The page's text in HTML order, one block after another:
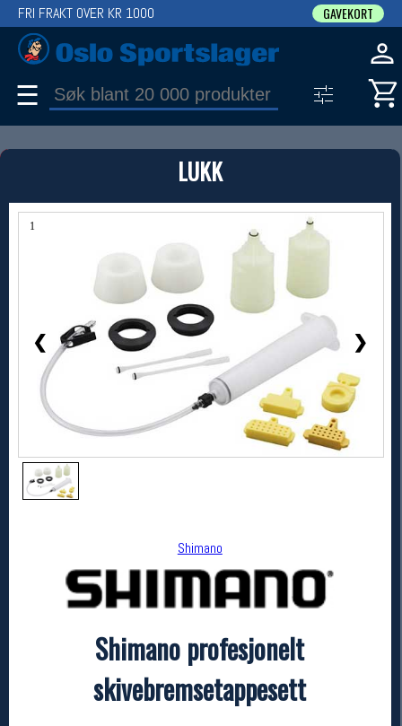
LUKK
1 / 1
❮ ❯
Shimano
Shimano profesjonelt
skivebremsetappesett
FRI FRAKT OVER KR 1000 GAVEKORT
☰
PRODUKT
Produkter (1)
Bruk filter til å spisse søket
Shimano
Shimano profesjonelt skivebremsetappesett
kr 849